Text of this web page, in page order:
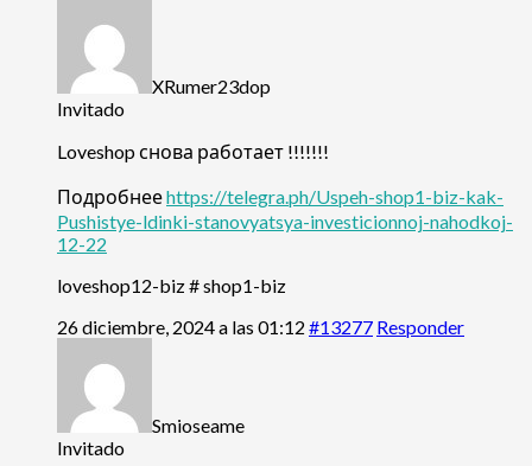
XRumer23dop
Invitado
Loveshop снова работает !!!!!!!
Подробнееhttps://telegra.ph/Uspeh-shop1-biz-kak-
Pushistye-ldinki-stanovyatsya-investicionnoj-nahodkoj-
12-22
loveshop12-biz # shop1-biz
26 diciembre, 2024 a las 01:12 #13277 Responder
Smioseame
Invitado